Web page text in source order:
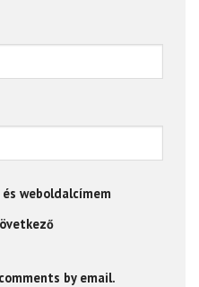
weboldalcímem
by email.